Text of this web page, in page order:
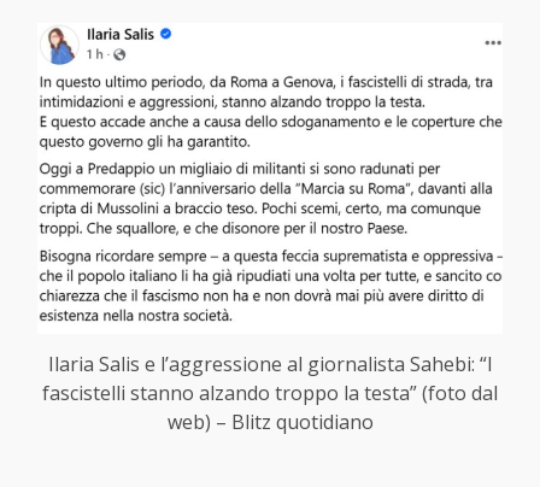
Ilaria Salis e l’aggressione al giornalista Sahebi: “I
fascistelli stanno alzando troppo la testa” (foto dal
web) – Blitz quotidiano